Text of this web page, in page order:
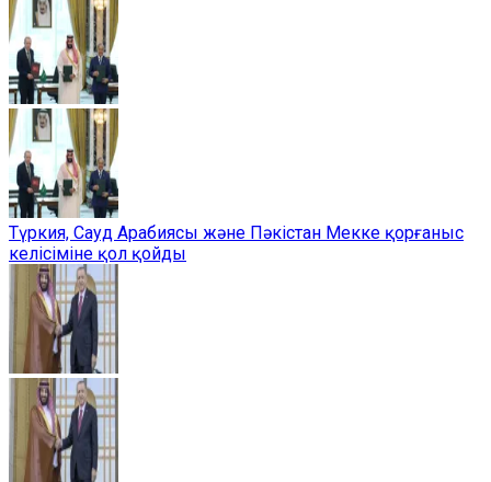
Түркия, Сауд Арабиясы және Пәкістан Мекке қорғаныс
келісіміне қол қойды